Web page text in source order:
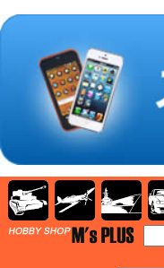
AFV 飛行機 艦船